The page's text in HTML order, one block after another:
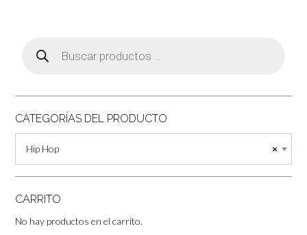
productos
CATEGORÍAS DEL PRODUCTO
×
Hip Hop
CARRITO
No hay productos en el carrito.